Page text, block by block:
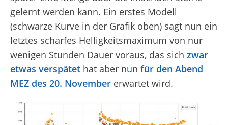
gelernt werden kann. Ein erstes Modell
(schwarze Kurve in der Grafik oben) sagt nun ein
letztes scharfes Helligkeitsmaximum von nur
wenigen Stunden Dauer voraus, das sich zwar
etwas verspätet hat aber nun für den Abend
MEZ des 20. November erwartet wird.